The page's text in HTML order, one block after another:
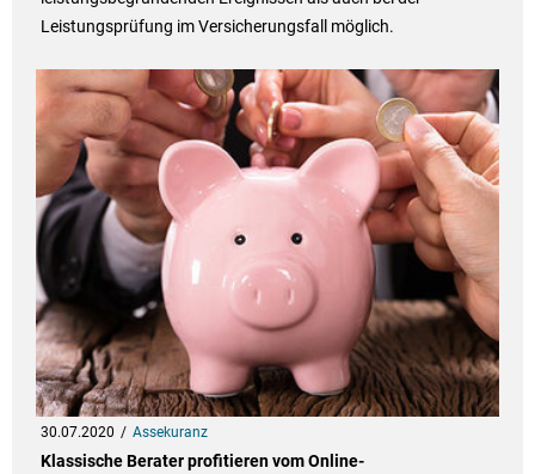
Leistungsprüfung im Versicherungsfall möglich.
30.07.2020 Assekuranz
Klassische Berater profitieren vom Online-